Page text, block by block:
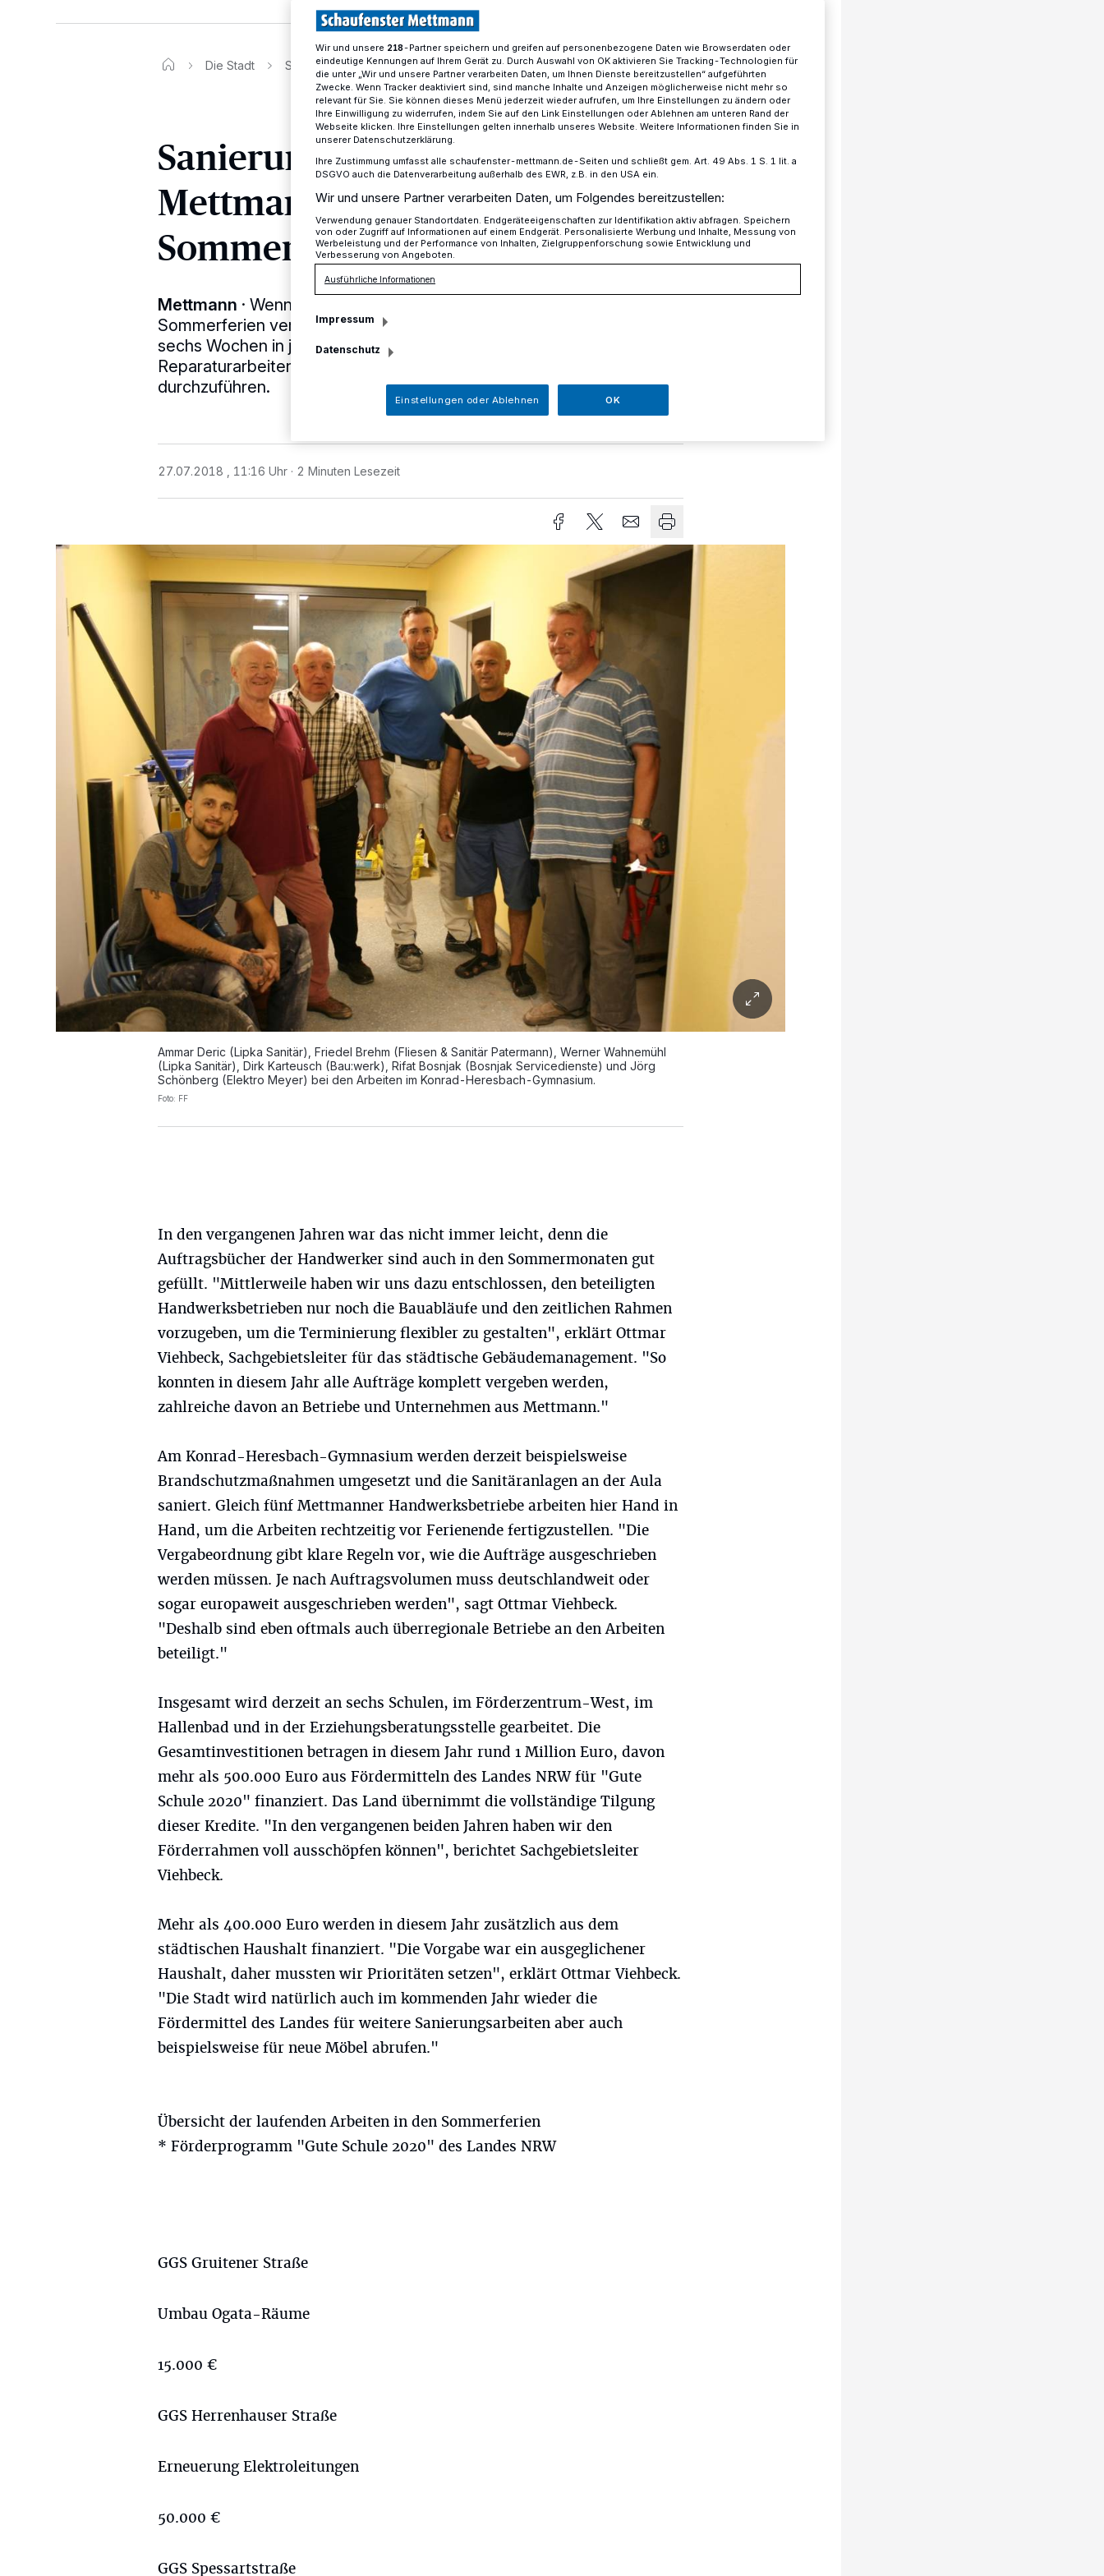
Die Stadt Sanierungsarbeiten an Mettmanner Schulen in den Sommerferien
Sanierungsarbeiten an
Mettmanner Schulen in den
Sommerferien
Mettmann · Wenn die Schüler sich am letzten Schultag in die
Sommerferien verabschieden, dann werden die darauf folgenden
sechs Wochen in jedem Jahr genutzt, um Sanierungs- und
Reparaturarbeiten an den Schulen und Sportstätten in Mettmann
durchzuführen.
27.07.2018 , 11:16 Uhr 2 Minuten Lesezeit
Ammar Deric (Lipka Sanitär), Friedel Brehm (Fliesen & Sanitär Patermann), Werner Wahnemühl
(Lipka Sanitär), Dirk Karteusch (Bau:werk), Rifat Bosnjak (Bosnjak Servicedienste) und Jörg
Schönberg (Elektro Meyer) bei den Arbeiten im Konrad-Heresbach-Gymnasium.
Foto: FF
In den vergangenen Jahren war das nicht immer leicht, denn die
Auftragsbücher der Handwerker sind auch in den Sommermonaten gut
gefüllt. "Mittlerweile haben wir uns dazu entschlossen, den beteiligten
Handwerksbetrieben nur noch die Bauabläufe und den zeitlichen Rahmen
vorzugeben, um die Terminierung flexibler zu gestalten", erklärt Ottmar
Viehbeck, Sachgebietsleiter für das städtische Gebäudemanagement. "So
konnten in diesem Jahr alle Aufträge komplett vergeben werden,
zahlreiche davon an Betriebe und Unternehmen aus Mettmann."
Am Konrad-Heresbach-Gymnasium werden derzeit beispielsweise
Brandschutzmaßnahmen umgesetzt und die Sanitäranlagen an der Aula
saniert. Gleich fünf Mettmanner Handwerksbetriebe arbeiten hier Hand in
Hand, um die Arbeiten rechtzeitig vor Ferienende fertigzustellen. "Die
Vergabeordnung gibt klare Regeln vor, wie die Aufträge ausgeschrieben
werden müssen. Je nach Auftragsvolumen muss deutschlandweit oder
sogar europaweit ausgeschrieben werden", sagt Ottmar Viehbeck.
"Deshalb sind eben oftmals auch überregionale Betriebe an den Arbeiten
beteiligt."
Insgesamt wird derzeit an sechs Schulen, im Förderzentrum-West, im
Hallenbad und in der Erziehungsberatungsstelle gearbeitet. Die
Gesamtinvestitionen betragen in diesem Jahr rund 1 Million Euro, davon
mehr als 500.000 Euro aus Fördermitteln des Landes NRW für "Gute
Schule 2020" finanziert. Das Land übernimmt die vollständige Tilgung
dieser Kredite. "In den vergangenen beiden Jahren haben wir den
Förderrahmen voll ausschöpfen können", berichtet Sachgebietsleiter
Viehbeck.
Mehr als 400.000 Euro werden in diesem Jahr zusätzlich aus dem
städtischen Haushalt finanziert. "Die Vorgabe war ein ausgeglichener
Haushalt, daher mussten wir Prioritäten setzen", erklärt Ottmar Viehbeck.
"Die Stadt wird natürlich auch im kommenden Jahr wieder die
Fördermittel des Landes für weitere Sanierungsarbeiten aber auch
beispielsweise für neue Möbel abrufen."
Übersicht der laufenden Arbeiten in den Sommerferien
* Förderprogramm "Gute Schule 2020" des Landes NRW
GGS Gruitener Straße
Umbau Ogata-Räume
15.000 €
GGS Herrenhauser Straße
Erneuerung Elektroleitungen
50.000 €
GGS Spessartstraße
Wir und unsere 218-Partner speichern und greifen auf personenbezogene Daten wie Browserdaten oder
eindeutige Kennungen auf Ihrem Gerät zu. Durch Auswahl von OK aktivieren Sie Tracking-Technologien für
die unter „Wir und unsere Partner verarbeiten Daten, um Ihnen Dienste bereitzustellen“ aufgeführten
Zwecke. Wenn Tracker deaktiviert sind, sind manche Inhalte und Anzeigen möglicherweise nicht mehr so
relevant für Sie. Sie können dieses Menü jederzeit wieder aufrufen, um Ihre Einstellungen zu ändern oder
Ihre Einwilligung zu widerrufen, indem Sie auf den Link Einstellungen oder Ablehnen am unteren Rand der
Webseite klicken. Ihre Einstellungen gelten innerhalb unseres Website. Weitere Informationen finden Sie in
unserer Datenschutzerklärung.
Ihre Zustimmung umfasst alle schaufenster-mettmann.de-Seiten und schließt gem. Art. 49 Abs. 1 S. 1 lit. a
DSGVO auch die Datenverarbeitung außerhalb des EWR, z.B. in den USA ein.
Wir und unsere Partner verarbeiten Daten, um Folgendes bereitzustellen:
Verwendung genauer Standortdaten. Endgeräteeigenschaften zur Identifikation aktiv abfragen. Speichern
von oder Zugriff auf Informationen auf einem Endgerät. Personalisierte Werbung und Inhalte, Messung von
Werbeleistung und der Performance von Inhalten, Zielgruppenforschung sowie Entwicklung und
Verbesserung von Angeboten.
Ausführliche Informationen
Impressum
Datenschutz
Einstellungen oder Ablehnen OK